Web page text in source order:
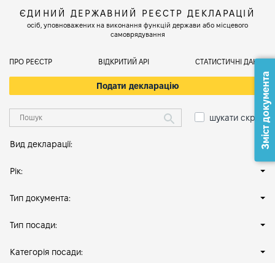
ЄДИНИЙ ДЕРЖАВНИЙ РЕЄСТР ДЕКЛАРАЦІЙ
осіб, уповноважених на виконання функцій держави або місцевого
самоврядування
ПРО РЕЄСТР ВІДКРИТИЙ АРІ СТАТИСТИЧНІ ДАНІ
Подати декларацію
шукати скрізь
Вид декларації:
Рік:
Тип документа:
Тип посади:
Категорія посади:
Зміст документа